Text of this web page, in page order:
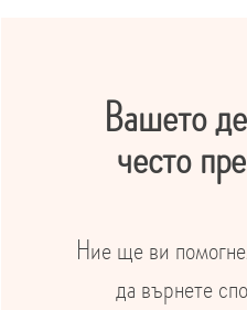
Вашето
често
Ние ще ви
да върнете